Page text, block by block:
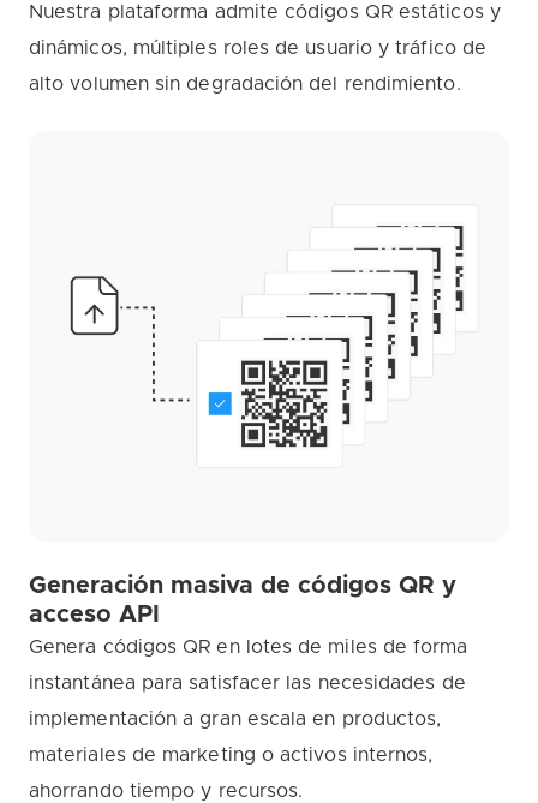
Nuestra plataforma admite códigos QR estáticos y
dinámicos, múltiples roles de usuario y tráfico de
alto volumen sin degradación del rendimiento.
Generación masiva de códigos QR y
acceso API
Genera códigos QR en lotes de miles de forma
instantánea para satisfacer las necesidades de
implementación a gran escala en productos,
materiales de marketing o activos internos,
ahorrando tiempo y recursos.